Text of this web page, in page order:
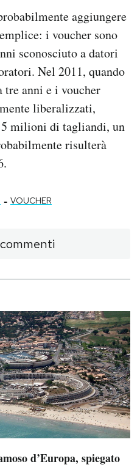
aggiungere
i voucher sono
sconosciuto a datori
Nel 2011, quando
anni e i voucher
liberalizzati,
milioni di tagliandi, un
risulterà
- VOUCHER
d’Europa, spiegato